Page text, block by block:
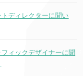
ディレクターに聞い
ィックデザイナーに聞